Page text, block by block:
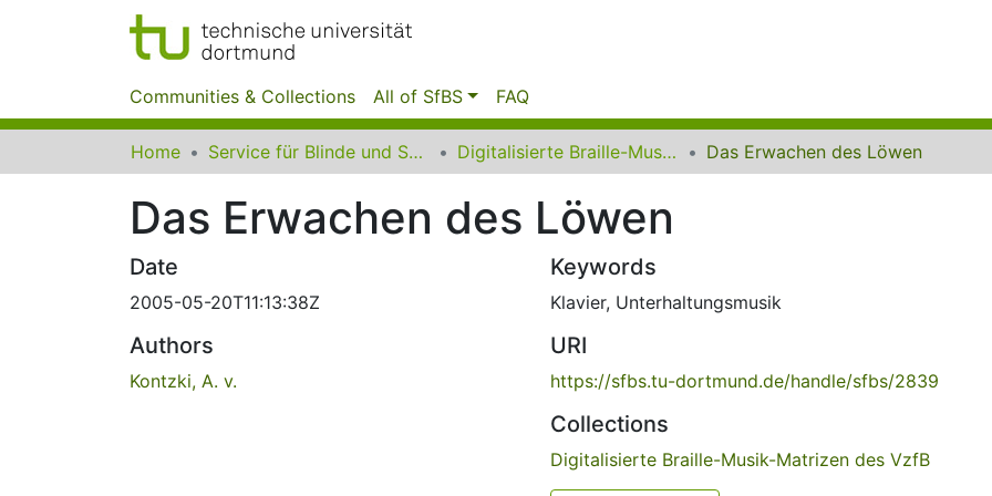
Communities & Collections All of SfBS FAQ
Home Service für Blinde und Sehbehinderte der UB Dortmund Digitalisierte Braille-Musik-Matrizen des VzfB Das Erwachen des Löwen
Das Erwachen des Löwen
Date
2005-05-20T11:13:38Z
Authors
Kontzki, A. v.
Keywords
Klavier, Unterhaltungsmusik
URI
https://sfbs.tu-dortmund.de/handle/sfbs/2839
Collections
Digitalisierte Braille-Musik-Matrizen des VzfB